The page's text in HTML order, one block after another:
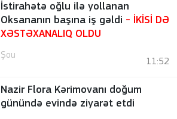
İstirahətə oğlu ilə yollanan
Oksananın başına iş gəldi - İKİSİ DƏ
XƏSTƏXANALIQ OLDU
Şou
11:52
Nazir Flora Kərimovanı doğum
günündə evində ziyarət etdi